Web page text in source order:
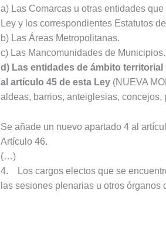
a) Las Comarcas u otras entidades
Ley y los correspondientes Estatutos
b) Las Áreas Metropolitanas.
c) Las Mancomunidades de Municipios.
d) Las entidades de ámbito
al artículo 45 de esta Ley(NUEVA
aldeas, barrios, anteiglesias,
Se añade un nuevo apartado 4 al
Artículo 46.
(…)
4. Los cargos electos que se
las sesiones plenarias u otros